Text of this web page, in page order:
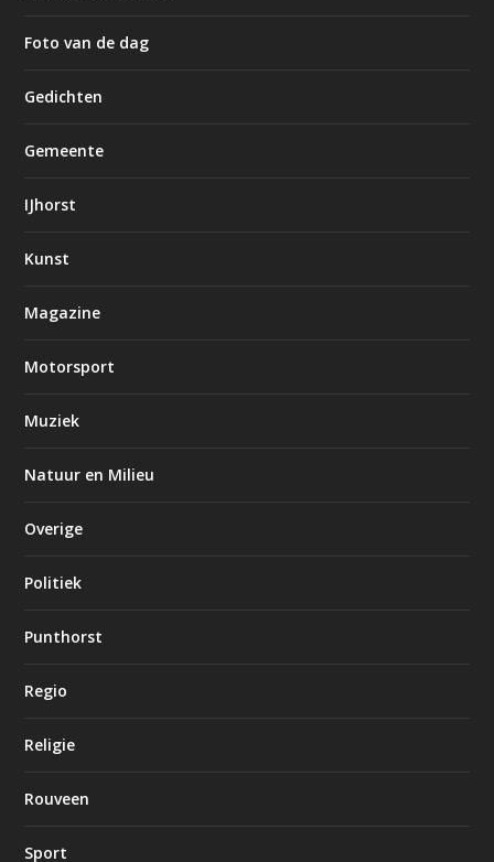
Foto van de dag
Gedichten
Gemeente
IJhorst
Kunst
Magazine
Motorsport
Muziek
Natuur en Milieu
Overige
Politiek
Punthorst
Regio
Religie
Rouveen
Sport